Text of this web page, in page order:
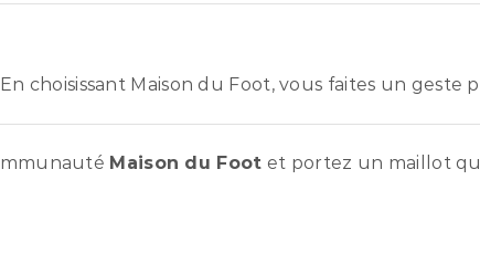
En choisissant Maison du Foot, vous faites un
Maison du Foot et portez un maillot